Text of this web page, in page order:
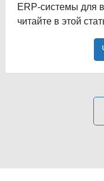
ERP-системы для
читайте в этой